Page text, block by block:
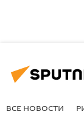
ВСЕ НОВОСТИ